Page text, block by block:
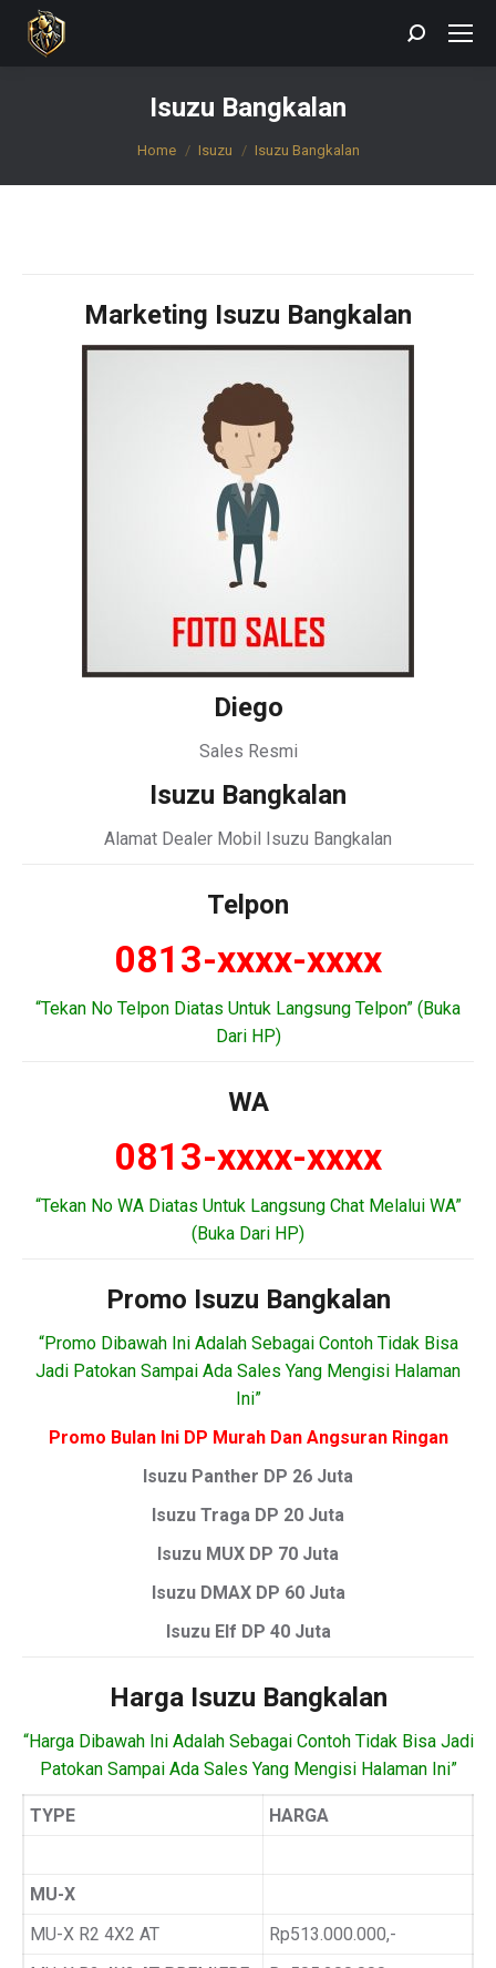
Search:
Isuzu Bangkalan
You are here:
Home Isuzu Isuzu Bangkalan
Marketing Isuzu Bangkalan
Diego
Sales Resmi
Isuzu Bangkalan
Alamat Dealer Mobil Isuzu Bangkalan
Telpon
0813-xxxx-xxxx
“Tekan No Telpon Diatas Untuk Langsung Telpon” (Buka
Dari HP)
WA
0813-xxxx-xxxx
“Tekan No WA Diatas Untuk Langsung Chat Melalui WA”
(Buka Dari HP)
Promo Isuzu Bangkalan
“Promo Dibawah Ini Adalah Sebagai Contoh Tidak Bisa
Jadi Patokan Sampai Ada Sales Yang Mengisi Halaman
Ini”
Promo Bulan Ini DP Murah Dan Angsuran Ringan
Isuzu Panther DP 26 Juta
Isuzu Traga DP 20 Juta
Isuzu MUX DP 70 Juta
Isuzu DMAX DP 60 Juta
Isuzu Elf DP 40 Juta
Harga Isuzu Bangkalan
“Harga Dibawah Ini Adalah Sebagai Contoh Tidak Bisa Jadi
Patokan Sampai Ada Sales Yang Mengisi Halaman Ini”
TYPE HARGA
MU-X
MU-X R2 4X2 AT
Rp513.000.000,-